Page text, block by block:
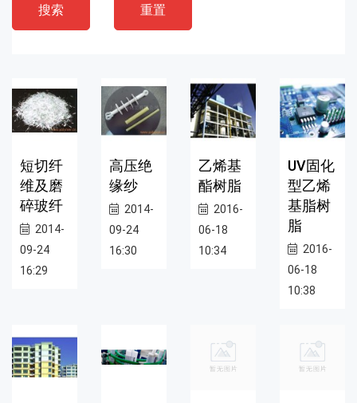
搜索 重置
短切纤
维及磨
碎玻纤
2014-
09-24
16:29
高压绝
缘纱
2014-
09-24
16:30
乙烯基
酯树脂
2016-
06-18
10:34
UV固化
型乙烯
基脂树
脂
2016-
06-18
10:38